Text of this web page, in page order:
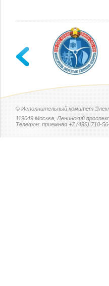
© Исполнительный комитет
119049,Москва, Ленинский
Телефон: приемная +7 (495) 710-